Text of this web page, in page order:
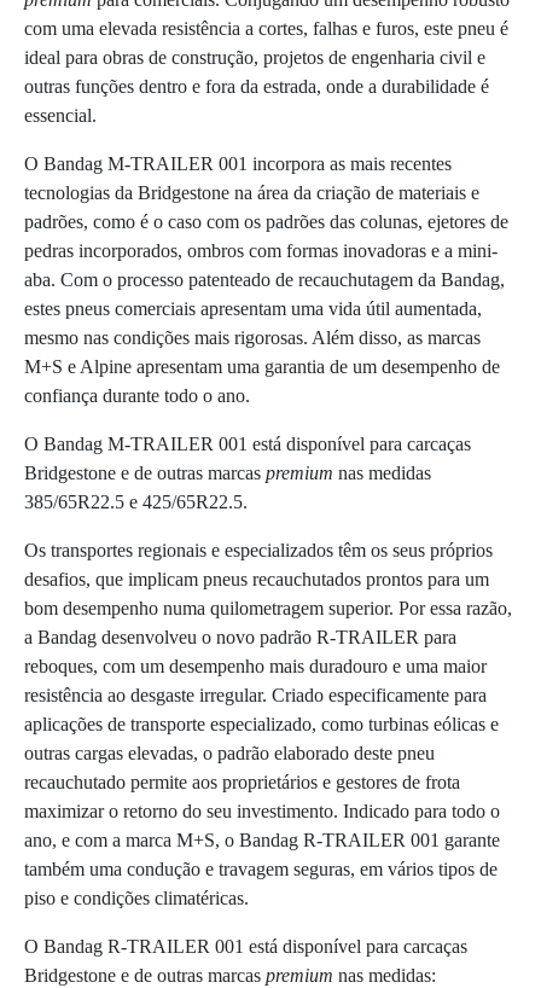
com uma elevada resistência a cortes, falhas e furos, este pneu é
ideal para obras de construção, projetos de engenharia civil e
outras funções dentro e fora da estrada, onde a durabilidade é
essencial.
O Bandag M-TRAILER 001 incorpora as mais recentes
tecnologias da Bridgestone na área da criação de materiais e
padrões, como é o caso com os padrões das colunas, ejetores de
pedras incorporados, ombros com formas inovadoras e a mini-
aba. Com o processo patenteado de recauchutagem da Bandag,
estes pneus comerciais apresentam uma vida útil aumentada,
mesmo nas condições mais rigorosas. Além disso, as marcas
M+S e Alpine apresentam uma garantia de um desempenho de
confiança durante todo o ano.
O Bandag M-TRAILER 001 está disponível para carcaças
Bridgestone e de outras marcas premium nas medidas
385/65R22.5 e 425/65R22.5.
Os transportes regionais e especializados têm os seus próprios
desafios, que implicam pneus recauchutados prontos para um
bom desempenho numa quilometragem superior. Por essa razão,
a Bandag desenvolveu o novo padrão R-TRAILER para
reboques, com um desempenho mais duradouro e uma maior
resistência ao desgaste irregular. Criado especificamente para
aplicações de transporte especializado, como turbinas eólicas e
outras cargas elevadas, o padrão elaborado deste pneu
recauchutado permite aos proprietários e gestores de frota
maximizar o retorno do seu investimento. Indicado para todo o
ano, e com a marca M+S, o Bandag R-TRAILER 001 garante
também uma condução e travagem seguras, em vários tipos de
piso e condições climatéricas.
O Bandag R-TRAILER 001 está disponível para carcaças
Bridgestone e de outras marcas premium nas medidas: